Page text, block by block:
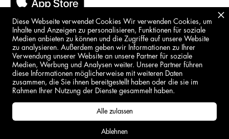
BORING STUFF
IMPRESSUM
DSGVO
Diese Webseite verwendet Cookies Wir verwenden Cookies, um
Inhalte und Anzeigen zu personalisieren, Funktionen für soziale
Medien anbieten zu können und die Zugriffe auf unsere Website
zu analysieren. Außerdem geben wir Informationen zu Ihrer
Verwendung unserer Website an unsere Partner für soziale
Medien, Werbung und Analysen weiter. Unsere Partner führen
diese Informationen möglicherweise mit weiteren Daten
zusammen, die Sie ihnen bereitgestellt haben oder die sie im
Rahmen Ihrer Nutzung der Dienste gesammelt haben.
Ablehnen
Alle zulassen